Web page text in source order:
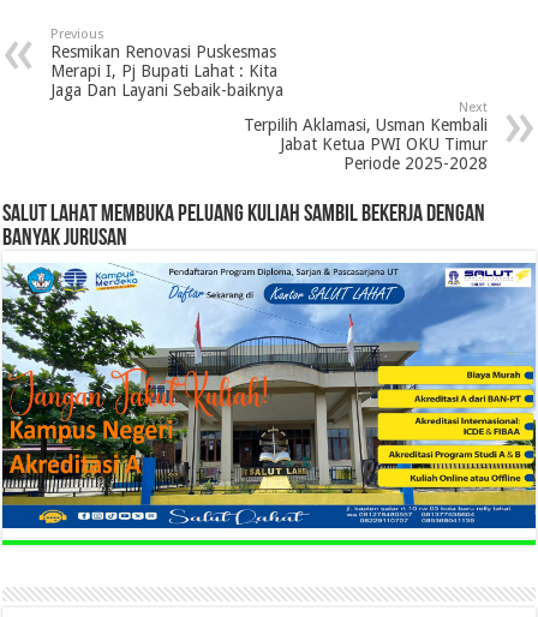
Previous
Resmikan Renovasi Puskesmas
Merapi I, Pj Bupati Lahat : Kita
Jaga Dan Layani Sebaik-baiknya
Next
Terpilih Aklamasi, Usman Kembali
Jabat Ketua PWI OKU Timur
Periode 2025-2028
SALUT LAHAT MEMBUKA PELUANG KULIAH SAMBIL BEKERJA DENGAN
BANYAK JURUSAN